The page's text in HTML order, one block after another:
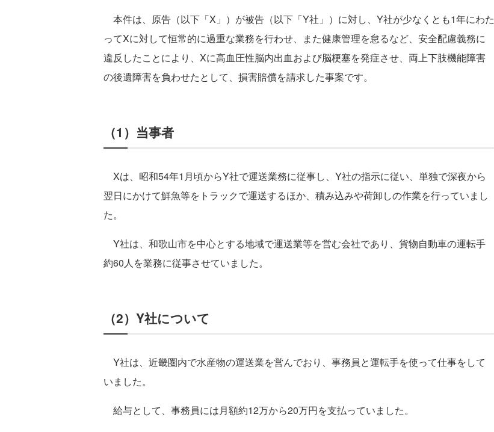
本件は、原告（以下「X」）が被告（以下「Y社」）に対し、Y社が少なくとも1年にわた
ってXに対して恒常的に過重な業務を行わせ、また健康管理を怠るなど、安全配慮義務に
違反したことにより、Xに高血圧性脳内出血および脳梗塞を発症させ、両上下肢機能障害
の後遺障害を負わせたとして、損害賠償を請求した事案です。
（1）当事者
Xは、昭和54年1月頃からY社で運送業務に従事し、Y社の指示に従い、単独で深夜から
翌日にかけて鮮魚等をトラックで運送するほか、積み込みや荷卸しの作業を行っていまし
た。
Y社は、和歌山市を中心とする地域で運送業等を営む会社であり、貨物自動車の運転手
約60人を業務に従事させていました。
（2）Y社について
Y社は、近畿圏内で水産物の運送業を営んでおり、事務員と運転手を使って仕事をして
いました。
給与として、事務員には月額約12万から20万円を支払っていました。